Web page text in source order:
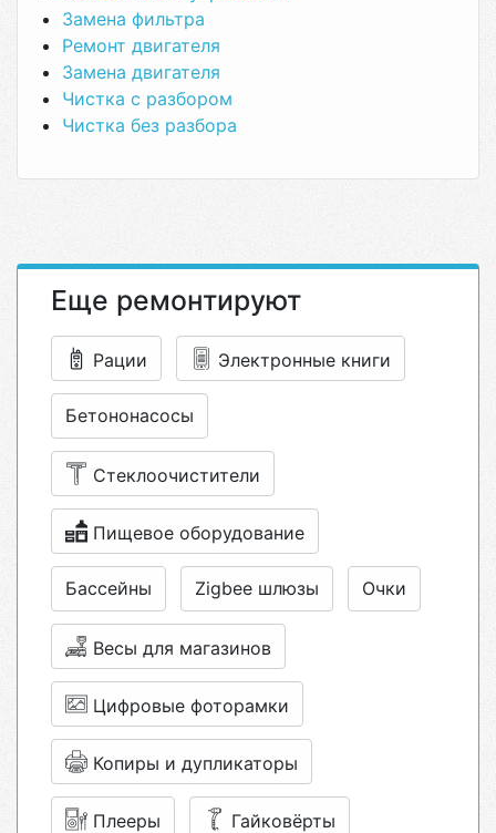
Замена фильтра
Ремонт двигателя
Замена двигателя
Чистка с разбором
Чистка без разбора
Еще ремонтируют
Рации Электронные книги
Бетононасосы
Стеклоочистители
Пищевое оборудование
Бассейны Zigbee шлюзы Очки
Весы для магазинов
Цифровые фоторамки
Копиры и дупликаторы
Плееры Гайковёрты